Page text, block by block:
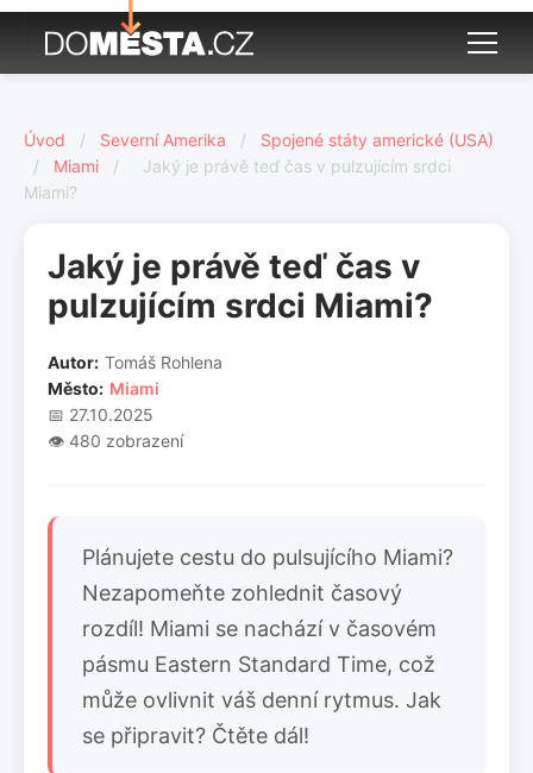
Úvod / Severní Amerika /
Spojené státy americké (USA)
/
Miami /
Jaký je právě teď čas v pulzujícím srdci
Miami?
Jaký je právě teď čas v
pulzujícím srdci Miami?
Autor: Tomáš Rohlena
Město: Miami
📅 27.10.2025
👁️ 480 zobrazení
Plánujete cestu do pulsujícího Miami?
Nezapomeňte zohlednit časový
rozdíl! Miami se nachází v časovém
pásmu Eastern Standard Time, což
může ovlivnit váš denní rytmus. Jak
se připravit? Čtěte dál!